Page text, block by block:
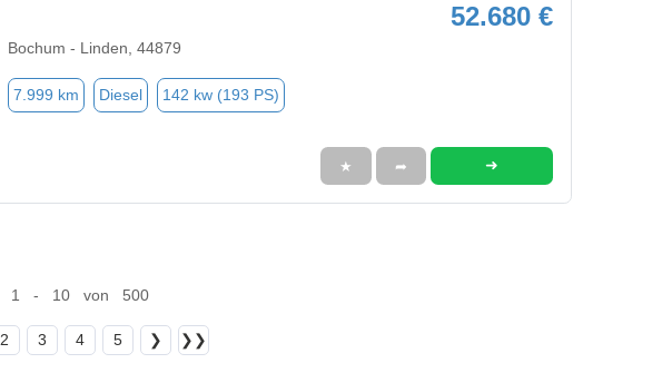
52.680 €
Bochum - Linden, 44879
7.999 km Diesel 142 kw (193 PS)
★ ➦ ➜
1 - 10 von 500
2 3 4 5 ❯ ❯❯